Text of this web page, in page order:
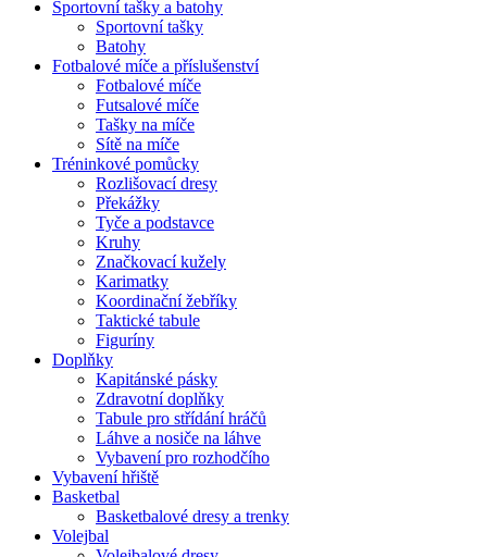
Sportovní tašky a batohy
Sportovní tašky
Batohy
Fotbalové míče a příslušenství
Fotbalové míče
Futsalové míče
Tašky na míče
Sítě na míče
Tréninkové pomůcky
Rozlišovací dresy
Překážky
Tyče a podstavce
Kruhy
Značkovací kužely
Karimatky
Koordinační žebříky
Taktické tabule
Figuríny
Doplňky
Kapitánské pásky
Zdravotní doplňky
Tabule pro střídání hráčů
Láhve a nosiče na láhve
Vybavení pro rozhodčího
Vybavení hřiště
Basketbal
Basketbalové dresy a trenky
Volejbal